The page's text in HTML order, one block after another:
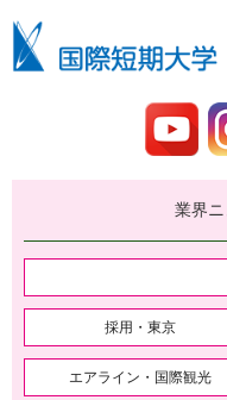
業界
採用・東京
エアライン・国際観光